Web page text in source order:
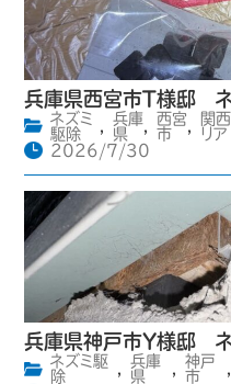
兵庫県西宮市T様邸
ネズミ
駆除
兵庫
県
,
西宮
市
関
リア
2026/7/30
兵庫県神戸市Y様邸
ネズミ駆
除
,
兵庫
県
,
神戸
市
,